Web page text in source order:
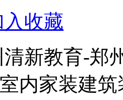
入收藏
清新教育-郑
内家装建